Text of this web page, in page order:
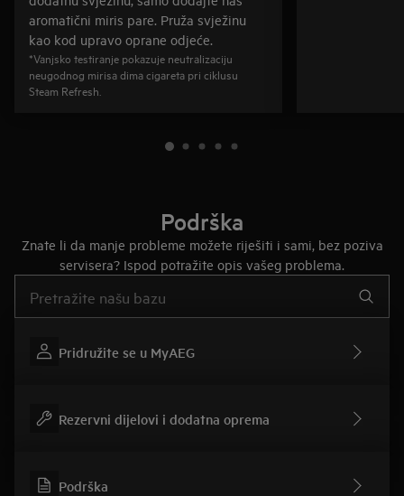
aromatični miris pare. Pruža svježinu
kao kod upravo oprane odjeće.
*Vanjsko testiranje pokazuje neutralizaciju
neugodnog mirisa dima cigareta pri ciklusu
Steam Refresh.
Podrška
Znate li da manje probleme možete riješiti i sami, bez poziva
servisera? Ispod potražite opis vašeg problema.
Pridružite se u MyAEG
Rezervni dijelovi i dodatna oprema
Podrška